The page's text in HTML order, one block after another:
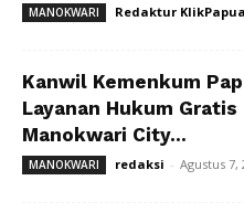
MANOKWARI Redaktur KlikPapua
Kanwil Kemenkum
Layanan Hukum Gratis
Manokwari City...
MANOKWARI redaksi - Agustus 7,